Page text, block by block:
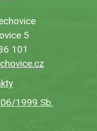
5
101
1999 Sb.